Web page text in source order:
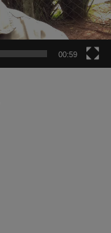
00:59